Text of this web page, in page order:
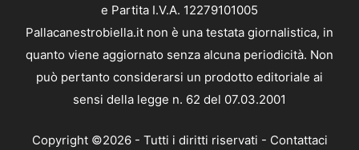
e Partita I.V.A. 12279101005
Pallacanestrobiella.it non è una testata giornalistica, in
quanto viene aggiornato senza alcuna periodicità. Non
può pertanto considerarsi un prodotto editoriale ai
sensi della legge n. 62 del 07.03.2001
Copyright ©2026 - Tutti i diritti riservati - Contattaci